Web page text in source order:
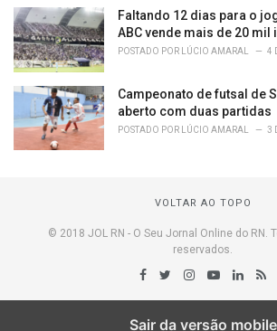
Faltando 12 dias para o
ABC vende mais de 20
POSTADO POR LÚCIO AMARAL 4
Campeonato de futsal de
aberto com duas partidas
POSTADO POR LÚCIO AMARAL 3
VOLTAR AO TOPO
© 2018 JOL RN - O Seu Jornal Online do RN.
reservados.
Sair da versão mobile